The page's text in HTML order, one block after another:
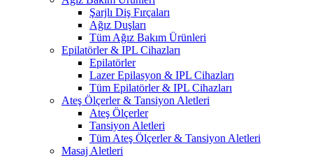
Şarjlı Diş Fırçaları
Ağız Duşları
Tüm Ağız Bakım Ürünleri
Epilatörler & IPL Cihazları
Epilatörler
Lazer Epilasyon & IPL Cihazları
Tüm Epilatörler & IPL Cihazları
Ateş Ölçerler & Tansiyon Aletleri
Ateş Ölçerler
Tansiyon Aletleri
Tüm Ateş Ölçerler & Tansiyon Aletleri
Masaj Aletleri